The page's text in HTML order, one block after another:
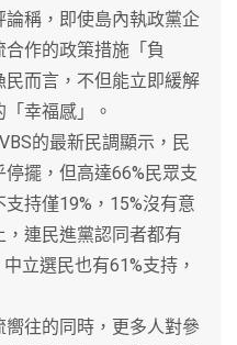
稱，即使島內執政黨企
作的政策措施「負
而言，不但能立即緩解
幸福感」。
的最新民調顯示，民
擺，但高達66%民眾支
持僅19%，15%沒有意
連民進黨認同者都有
立選民也有61%支持，
往的同時，更多人對參